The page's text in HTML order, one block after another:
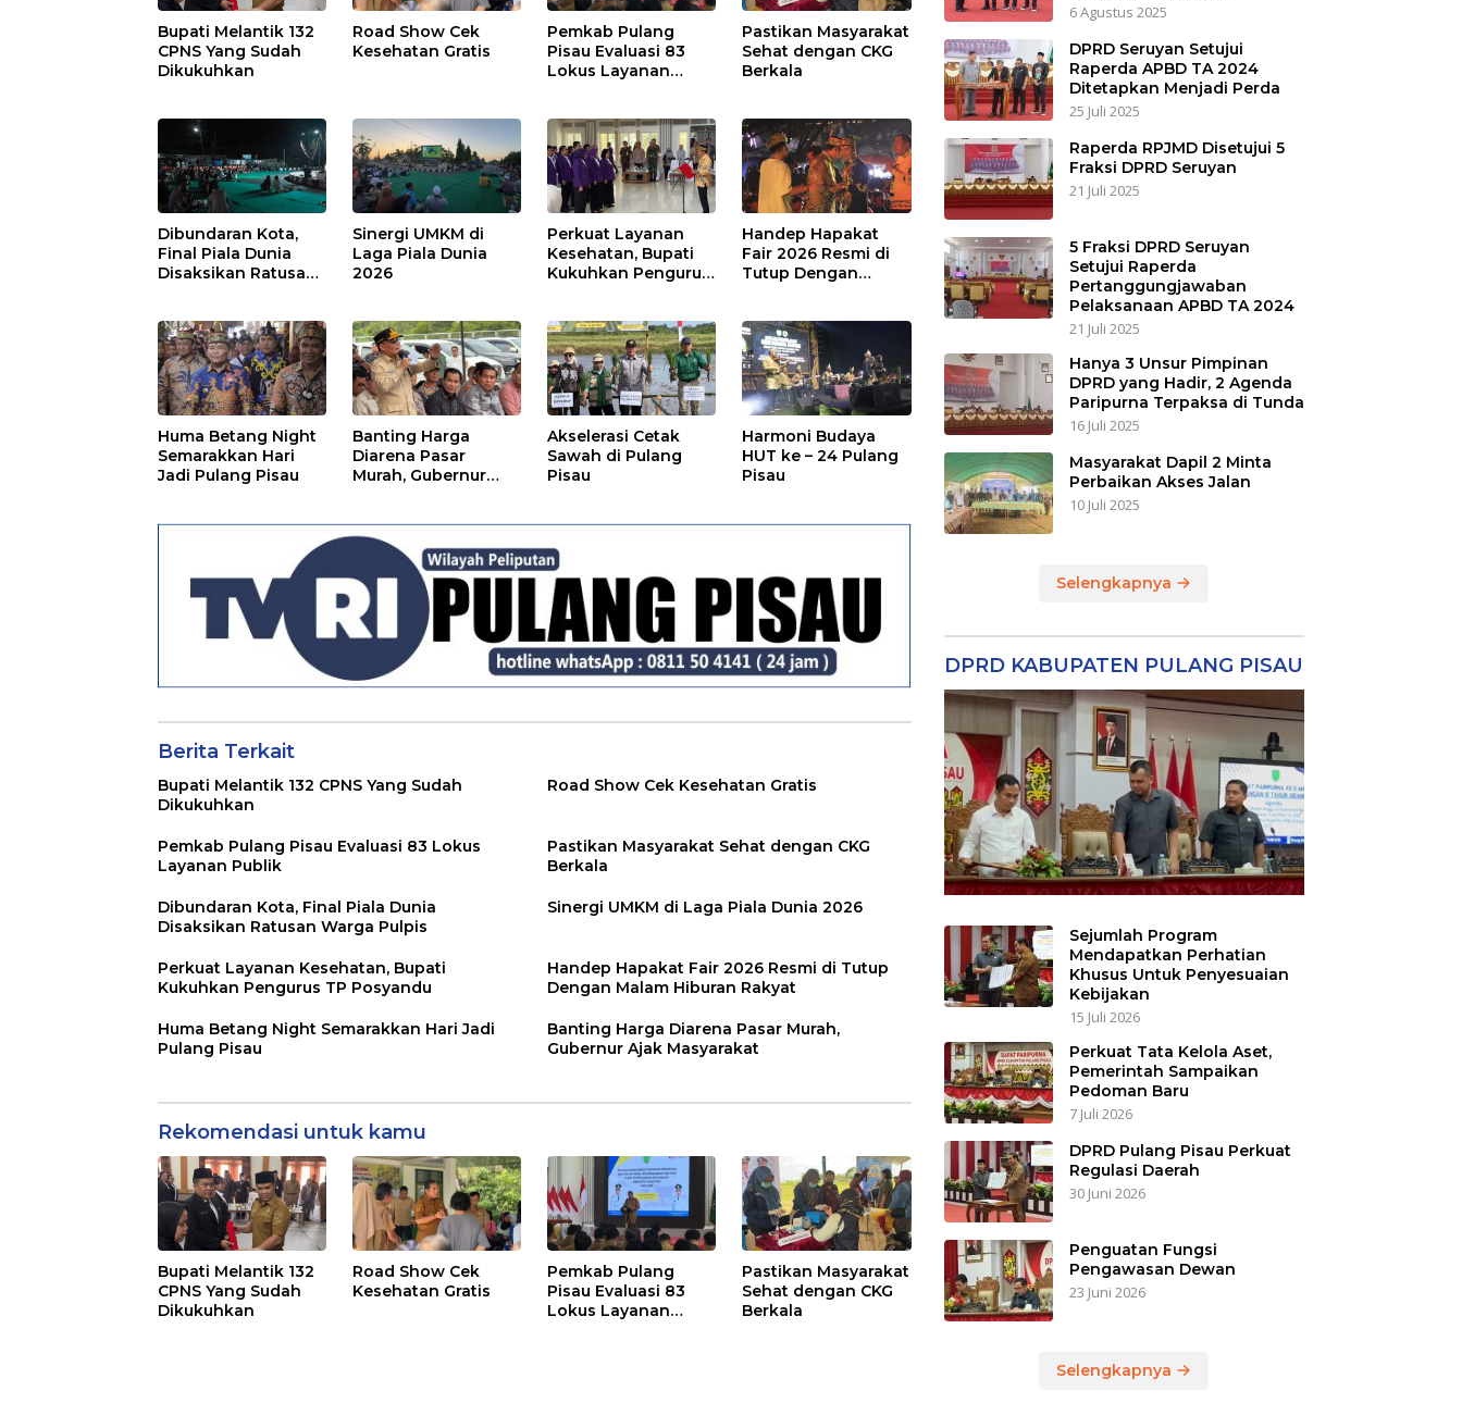
Bupati Melantik 132
CPNS Yang Sudah
Dikukuhkan
Road Show Cek
Kesehatan Gratis
Pemkab Pulang
Pisau Evaluasi 83
Lokus Layanan
Pastikan Masyarakat
Sehat dengan CKG
Berkala
Dibundaran Kota,
Final Piala Dunia
Disaksikan Ratusan
Sinergi UMKM di
Laga Piala Dunia
2026
Perkuat Layanan
Kesehatan, Bupati
Kukuhkan Pengurus
Handep Hapakat
Fair 2026 Resmi di
Tutup Dengan
Huma Betang Night
Semarakkan Hari
Jadi Pulang Pisau
Banting Harga
Diarena Pasar
Murah, Gubernur
Akselerasi Cetak
Sawah di Pulang
Pisau
Harmoni Budaya
HUT ke – 24 Pulang
Pisau
Berita Terkait
Bupati Melantik 132 CPNS Yang Sudah
Dikukuhkan
Road Show Cek Kesehatan Gratis
Pemkab Pulang Pisau Evaluasi 83 Lokus
Layanan Publik
Pastikan Masyarakat Sehat dengan CKG
Berkala
Dibundaran Kota, Final Piala Dunia
Disaksikan Ratusan Warga Pulpis
Sinergi UMKM di Laga Piala Dunia 2026
Perkuat Layanan Kesehatan, Bupati
Kukuhkan Pengurus TP Posyandu
Handep Hapakat Fair 2026 Resmi di Tutup
Dengan Malam Hiburan Rakyat
Huma Betang Night Semarakkan Hari Jadi
Pulang Pisau
Banting Harga Diarena Pasar Murah,
Gubernur Ajak Masyarakat
Rekomendasi untuk kamu
Bupati Melantik 132
CPNS Yang Sudah
Dikukuhkan
Road Show Cek
Kesehatan Gratis
Pemkab Pulang
Pisau Evaluasi 83
Lokus Layanan
Pastikan Masyarakat
Sehat dengan CKG
Berkala
6 Agustus 2025
DPRD Seruyan Setujui
Raperda APBD TA 2024
Ditetapkan Menjadi Perda
25 Juli 2025
Raperda RPJMD Disetujui 5
Fraksi DPRD Seruyan
21 Juli 2025
5 Fraksi DPRD Seruyan
Setujui Raperda
Pertanggungjawaban
Pelaksanaan APBD TA 2024
21 Juli 2025
Hanya 3 Unsur Pimpinan
DPRD yang Hadir, 2 Agenda
Paripurna Terpaksa di Tunda
16 Juli 2025
Masyarakat Dapil 2 Minta
Perbaikan Akses Jalan
10 Juli 2025
Selengkapnya
DPRD KABUPATEN PULANG PISAU
Sejumlah Program
Mendapatkan Perhatian
Khusus Untuk Penyesuaian
Kebijakan
15 Juli 2026
Perkuat Tata Kelola Aset,
Pemerintah Sampaikan
Pedoman Baru
7 Juli 2026
DPRD Pulang Pisau Perkuat
Regulasi Daerah
30 Juni 2026
Penguatan Fungsi
Pengawasan Dewan
23 Juni 2026
Selengkapnya